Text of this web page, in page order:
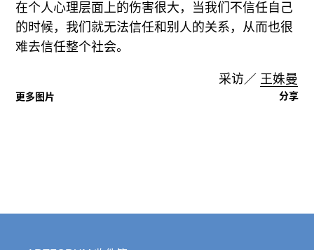
在个人心理层面上的伤害很大，当我们不信任自己
的时候，我们就无法信任和别人的关系，从而也很
难去信任整个社会。
采访／ 王姝曼
更多图片 分享